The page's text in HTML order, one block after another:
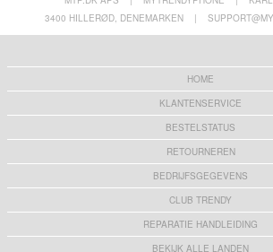
3400 HILLERØD, DENEMARKEN
|
HOME
KLANTENSERVICE
BESTELSTATUS
RETOURNEREN
BEDRIJFSGEGEVENS
CLUB TRENDY
REPARATIE HANDLEIDING
BEKIJK ALLE LANDEN